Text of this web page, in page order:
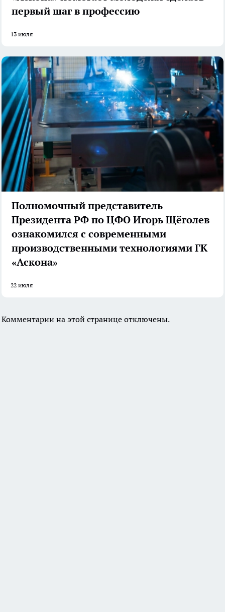
первый шаг в профессию
13 июля
Полномочный представитель
Президента РФ по ЦФО Игорь Щёголев
ознакомился с современными
производственными технологиями ГК
«Аскона»
22 июля
Комментарии на этой странице отключены.